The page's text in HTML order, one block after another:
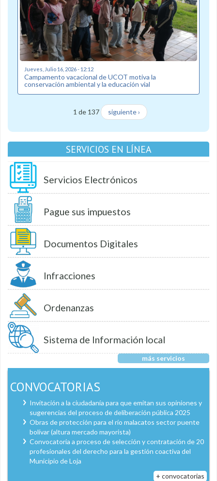
Jueves, Julio 16, 2026 - 12:12
Campamento vacacional de UCOT motiva la
conservación ambiental y la educación vial
1 de 137 siguiente ›
SERVICIOS EN LÍNEA
Servicios Electrónicos
Pague sus impuestos
Documentos Digitales
Infracciones
Ordenanzas
Sistema de Información local
más servicios
CONVOCATORIAS
Invitación a la ciudadanía para que emitan sus opiniones y
sugerencias del proceso de deliberación pública 2025
Obras de protección para el río malacatos sector puente
bolívar (altura mercado mayorista)
Convocatoria a proceso de selección y contratación de 20
profesionales del derecho para la gestión coactiva del
Municipio de Loja
+ convocatorias